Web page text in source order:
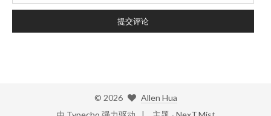
提交评论
© 2026
Allen Hua